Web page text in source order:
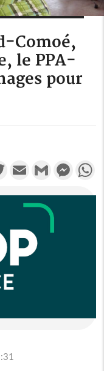
Comoé,
le PPA-
pour
TwitterEmail Gmail